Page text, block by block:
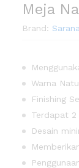
Meja
Brand:
Warna
Finishing
Terdapat 2
Desain